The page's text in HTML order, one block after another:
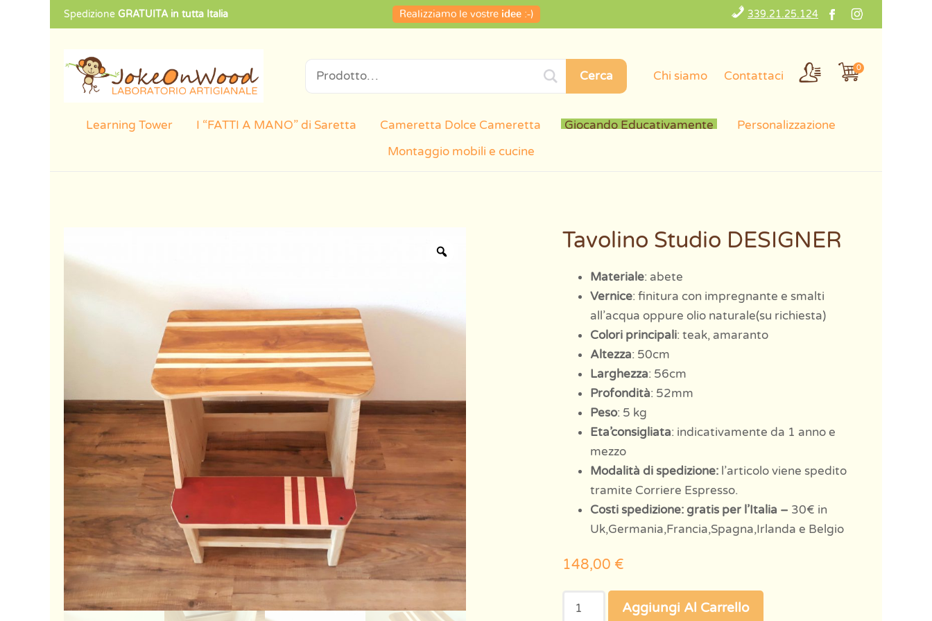
Spedizione GRATUITA in tutta Italia Realizziamo le vostre idee:-) 339.21.25.124
Cerca Chi siamo Contattaci
0
Learning Tower I “FATTI A MANO” di Saretta Cameretta Dolce Cameretta Giocando Educativamente
Personalizzazione
Montaggio mobili e cucine
Tavolino Studio DESIGNER
Materiale: abete
Vernice: finitura con impregnante e smalti
all’acqua oppure olio naturale(su richiesta)
Colori principali: teak, amaranto
Altezza: 50cm
Larghezza: 56cm
Profondità: 52mm
Peso: 5 kg
Eta’consigliata: indicativamente da 1 anno e
mezzo
Modalità di spedizione: l’articolo viene spedito
tramite Corriere Espresso.
Costi spedizione: gratis per l’Italia – 30€ in
Uk,Germania,Francia,Spagna,Irlanda e Belgio
148,00 €
Studio
DESIGNER
Aggiungi Al Carrello